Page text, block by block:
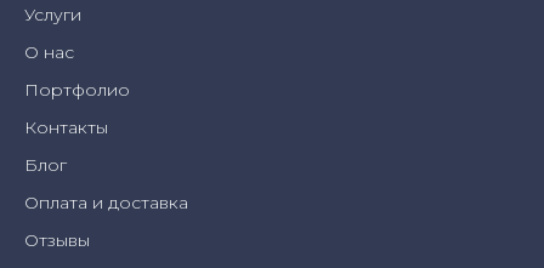
Услуги
О нас
Портфолио
Контакты
Блог
Оплата и доставка
Отзывы